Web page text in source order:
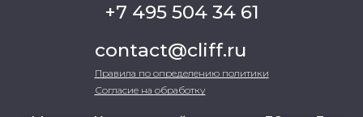
+7 495 504 34 61
contact@cliff.ru
Правила по определению политики
Согласие на обработку